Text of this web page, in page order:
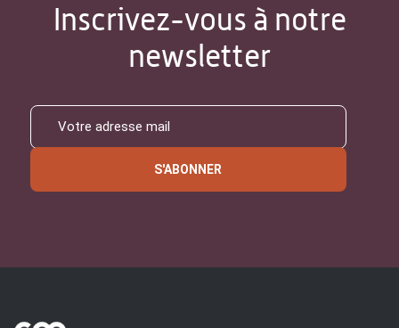
Inscrivez-vous à notre
newsletter
S'ABONNER